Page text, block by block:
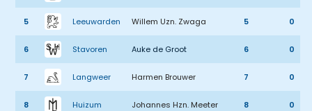
5 Leeuwarden Willem Uzn. Zwaga 5 0
6 Stavoren Auke de Groot 6 0
7 Langweer Harmen Brouwer 7 0
8 Huizum Johannes Hzn. Meeter 8 0